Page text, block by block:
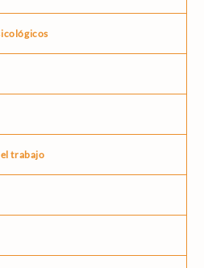
trabajo